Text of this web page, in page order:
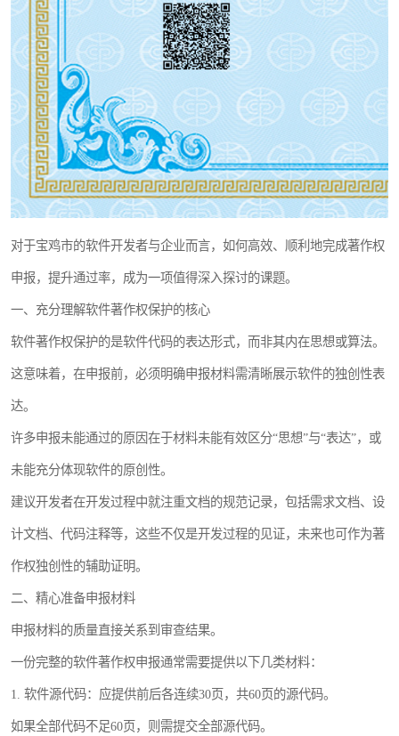
对于宝鸡市的软件开发者与企业而言，如何高效、顺利地完成著作权
申报，提升通过率，成为一项值得深入探讨的课题。
一、充分理解软件著作权保护的核心
软件著作权保护的是软件代码的表达形式，而非其内在思想或算法。
这意味着，在申报前，必须明确申报材料需清晰展示软件的独创性表
达。
许多申报未能通过的原因在于材料未能有效区分“思想”与“表达”，或
未能充分体现软件的原创性。
建议开发者在开发过程中就注重文档的规范记录，包括需求文档、设
计文档、代码注释等，这些不仅是开发过程的见证，未来也可作为著
作权独创性的辅助证明。
二、精心准备申报材料
申报材料的质量直接关系到审查结果。
一份完整的软件著作权申报通常需要提供以下几类材料：
1. 软件源代码：应提供前后各连续30页，共60页的源代码。
如果全部代码不足60页，则需提交全部源代码。